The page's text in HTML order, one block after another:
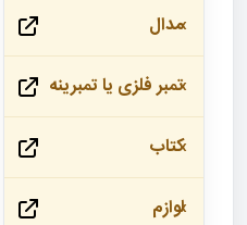
مدال
تمبر فلزی یا تمبرینه
کتاب
لوازم